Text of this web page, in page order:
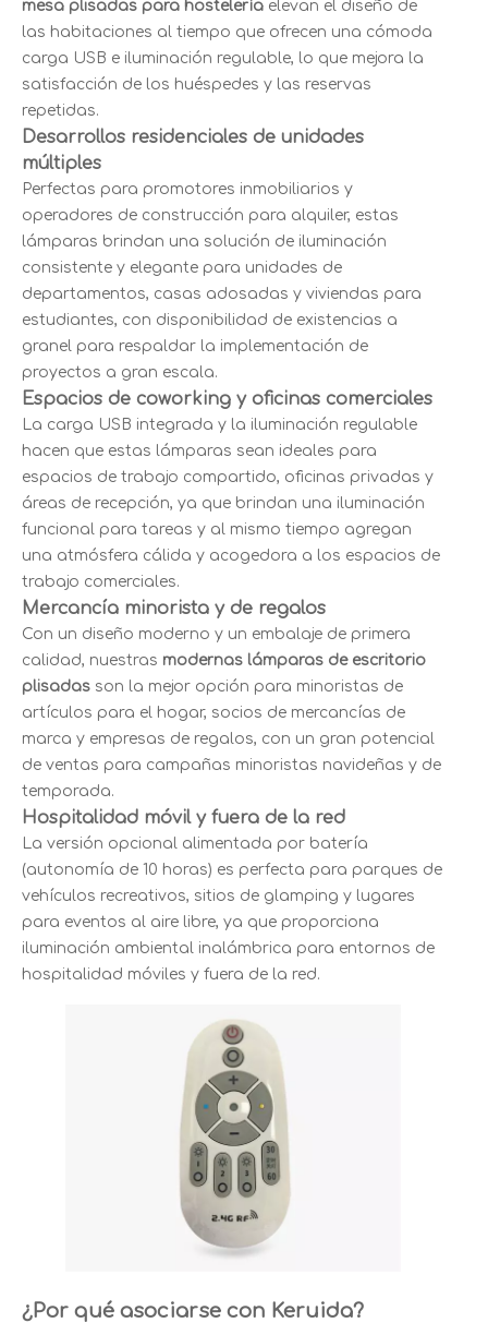
mesa plisadas para hostelería elevan el diseño de
las habitaciones al tiempo que ofrecen una cómoda
carga USB e iluminación regulable, lo que mejora la
satisfacción de los huéspedes y las reservas
repetidas.
Desarrollos residenciales de unidades
múltiples
Perfectas para promotores inmobiliarios y
operadores de construcción para alquiler, estas
lámparas brindan una solución de iluminación
consistente y elegante para unidades de
departamentos, casas adosadas y viviendas para
estudiantes, con disponibilidad de existencias a
granel para respaldar la implementación de
proyectos a gran escala.
Espacios de coworking y oficinas comerciales
La carga USB integrada y la iluminación regulable
hacen que estas lámparas sean ideales para
espacios de trabajo compartido, oficinas privadas y
áreas de recepción, ya que brindan una iluminación
funcional para tareas y al mismo tiempo agregan
una atmósfera cálida y acogedora a los espacios de
trabajo comerciales.
Mercancía minorista y de regalos
Con un diseño moderno y un embalaje de primera
calidad, nuestras modernas lámparas de escritorio
plisadas son la mejor opción para minoristas de
artículos para el hogar, socios de mercancías de
marca y empresas de regalos, con un gran potencial
de ventas para campañas minoristas navideñas y de
temporada.
Hospitalidad móvil y fuera de la red
La versión opcional alimentada por batería
(autonomía de 10 horas) es perfecta para parques de
vehículos recreativos, sitios de glamping y lugares
para eventos al aire libre, ya que proporciona
iluminación ambiental inalámbrica para entornos de
hospitalidad móviles y fuera de la red.
¿Por qué asociarse con Keruida?